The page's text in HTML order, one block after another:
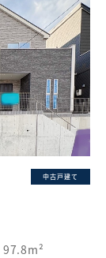
中古戸建て
97.8m²